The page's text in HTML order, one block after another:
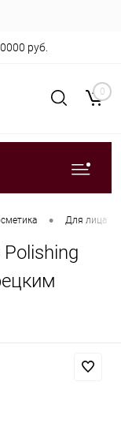
руб.
0
• Для лица